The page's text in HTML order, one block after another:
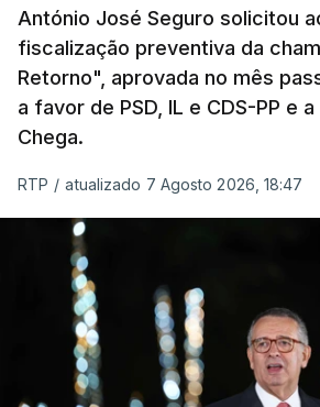
Presidente da República.
Assegurar que
prejudicado"
O Preisdente deixa, no entanto,
avisos:uma reforma desta
como primeiro critério a
e "nenhum processo de
traduzir-se numa diminuição da
social".
António José Seguro solicitou
fiscalização preventiva da
Retorno", aprovada no mês
a favor de PSD, IL e CDS-PP e
Chega.
RTP / atualizado 7 Agosto 2026, 18:47